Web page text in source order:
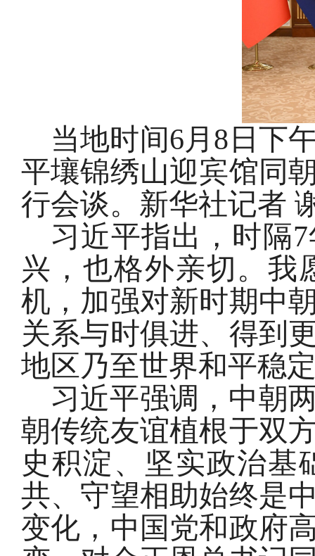
当地时间6月8日下
平壤锦绣山迎宾馆同
行会谈。新华社记者
习近平指出，时隔
兴，也格外亲切。我
机，加强对新时期中
关系与时俱进、得到
地区乃至世界和平稳
习近平强调，中朝
朝传统友谊植根于双
史积淀、坚实政治基
共、守望相助始终是
变化，中国党和政府